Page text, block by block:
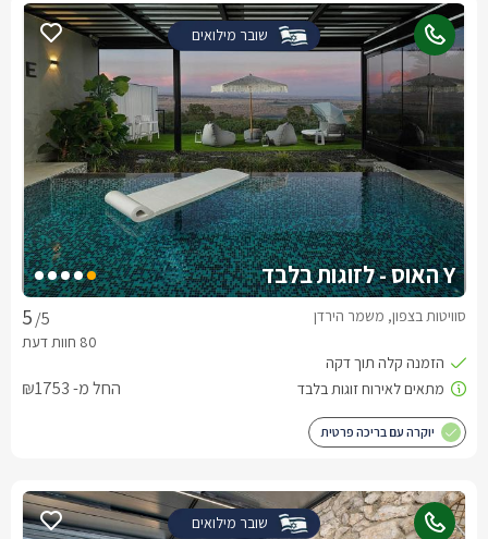
שובר מילואים
Y האוס - לזוגות בלבד
/5 סוויטות בצפון, משמר הירדן
החל מ- ₪1753
יוקרה עם בריכה פרטית
שובר מילואים